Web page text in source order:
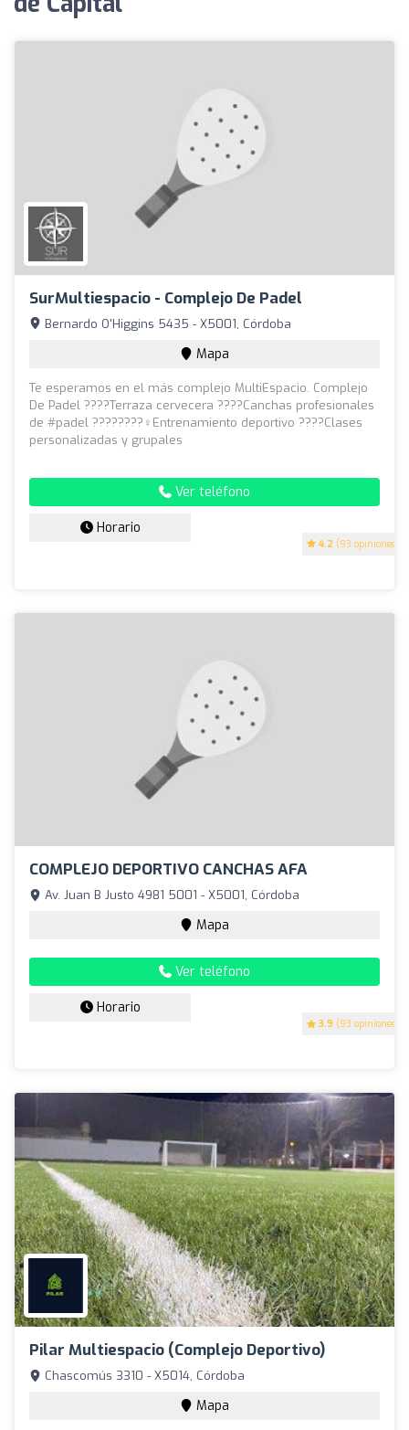
SurMultiespacio - Complejo De Padel
4.2 (93 opiniones)
Bernardo O'Higgins 5435 - X5001, Córdoba
Mapa
Te esperamos en el más complejo MultiEspacio. Complejo
De Padel ????Terraza cervecera ????Canchas profesionales
de #padel ????????‍♀️Entrenamiento deportivo ????Clases
personalizadas y grupales
Ver teléfono
Horario
COMPLEJO DEPORTIVO CANCHAS AFA
3.9 (93 opiniones)
Av. Juan B Justo 4981 5001 - X5001, Córdoba
Mapa
Ver teléfono
Horario
Pilar Multiespacio (Complejo Deportivo)
Chascomús 3310 - X5014, Córdoba
Mapa